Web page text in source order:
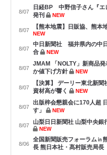
8/07
日経BP 中野信子さん『エ
発刊
NEW
8/07 【熊本地震】日販協、熊
NEW
8/07
中日新聞社 福井県内の中
合
NEW
8/07
JMAM 「NOLTY」新商品
か値下げ方針
NEW
8/07
【決算】 デーリー東北新
資材高が響く
NEW
8/07
出版梓会懇親会に170人超
す」
NEW
8/07 山梨日日新聞社 山梨中央
NEW
8/06
全国新聞販売フォーラム
長 熊日本社・髙村販売局長